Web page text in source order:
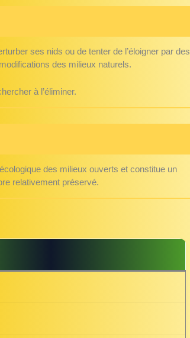
ses nids ou de tenter de l’éloigner par des
des milieux naturels.
à l’éliminer.
des milieux ouverts et constitue un
relativement préservé.